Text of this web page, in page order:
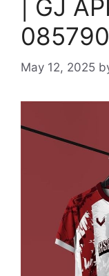
| GJ
May 12, 2025